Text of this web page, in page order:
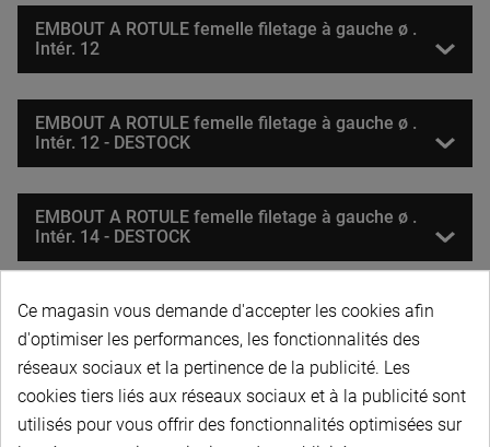
EMBOUT A ROTULE femelle filetage à gauche ø .
Intér. 12
EMBOUT A ROTULE femelle filetage à gauche ø .
Intér. 12 - DESTOCK
EMBOUT A ROTULE femelle filetage à gauche ø .
Intér. 14 - DESTOCK
EMBOUT A ROTULE femelle filetage à gauche ø .
Intér. 16
EMBOUT A ROTULE - Femelle - Filetage à gauche ø .
Intér. 16
Ce magasin vous demande d'accepter les cookies afin
d'optimiser les performances, les fonctionnalités des
réseaux sociaux et la pertinence de la publicité. Les
cookies tiers liés aux réseaux sociaux et à la publicité sont
utilisés pour vous offrir des fonctionnalités optimisées sur